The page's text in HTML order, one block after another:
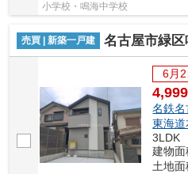
小学校・鳴海中学校
売買 | 新築一戸建 名古屋市緑区鳴海町字中汐田
6月
4,999
名鉄
東海道
3LDK
建物面
土地面